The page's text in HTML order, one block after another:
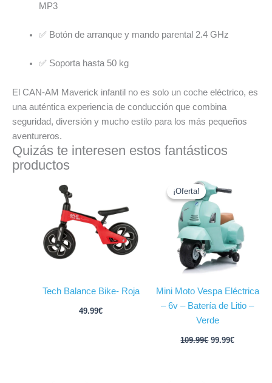
MP3
✅ Botón de arranque y mando parental 2.4 GHz
✅ Soporta hasta 50 kg
El CAN-AM Maverick infantil no es solo un coche eléctrico, es
una auténtica experiencia de conducción que combina
seguridad, diversión y mucho estilo para los más pequeños
aventureros.
Quizás te interesen estos fantásticos
productos
Tech Balance Bike- Roja
49.99€
¡Oferta!
¡Oferta!
Mini Moto Vespa Eléctrica
– 6v – Batería de Litio –
Verde
109.99€
precio
original
era:
109.99€.
99.99€
99.99€.